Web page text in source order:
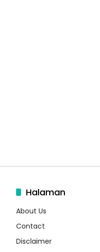
Halaman
About Us
Contact
Disclaimer